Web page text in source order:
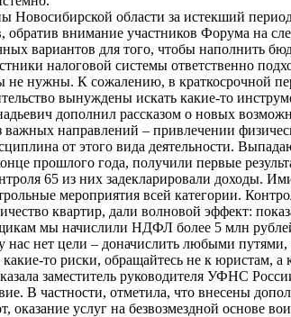
Новосибирской области за истекший
обратив внимание участников Форума на
вариантов для того, чтобы наполнить
налоговой системы ответственно
нужны. К сожалению, в краткосрочной
вынуждены искать какие-то
дополнил рассказом о новых
важных направлений – привлечении
от этого вида деятельности.
прошлого года, получили первые
65 из них задекларировали доходы.
мероприятия всей категории.
квартир, дали волновой эффект:
мы начислили НДФЛ более 5 млн
нет цели – доначислить любыми
то риски, обращайтесь не к юристам,
заместитель руководителя УФНС
В частности, отметила, что внесены
услуг на безвозмездной основе